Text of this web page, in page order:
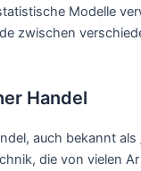
Modelle
zwischen
Handel
auch bekannt als
die von vielen